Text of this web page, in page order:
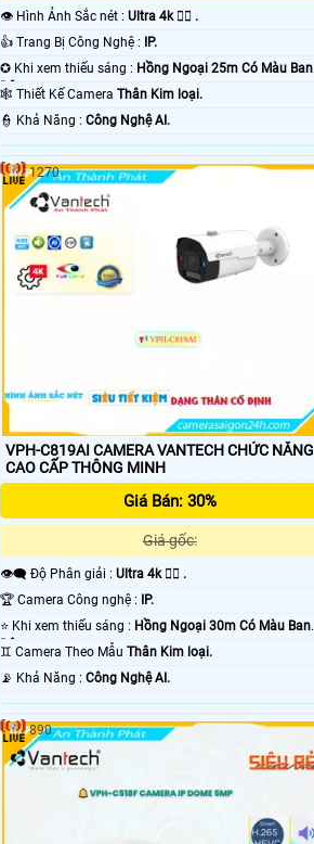
👁 Hình Ảnh Sắc nét :Ultra 4k 👍🏾 .
👍 Trang Bị Công Nghệ : IP.
✪ Khi xem thiếu sáng : Hồng Ngoại 25m Có Màu Ban
Ðêm.🕸️ Thiết Kế CameraThân Kim loại.
️👮 Khả Năng :Công Nghệ AI.
VPH-C819AI CAMERA VANTECH CHỨC NĂNG
CAO CẤP THÔNG MINH
Giá Bán: 30%
Giá gốc:
👁️‍🗨 Độ Phân giải :Ultra 4k 👍🏾 .
🏆 Camera Công nghệ : IP.
⭐ Khi xem thiếu sáng : Hồng Ngoại 30m Có Màu Ban
Ðêm.♊ Camera Theo MẫuThân Kim loại.
️📡 Khả Năng :Công Nghệ AI.
1270
890